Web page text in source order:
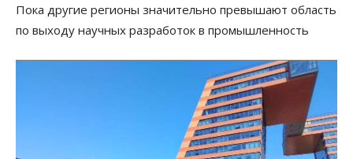
Пока другие регионы значительно превышают область
по выходу научных разработок в промышленность